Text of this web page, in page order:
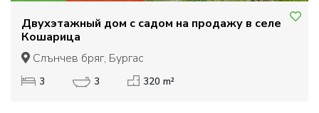
Двухэтажный дом с садом на продажу в селе
Кошарица
Слънчев бряг, Бургас
3 3 320 m²